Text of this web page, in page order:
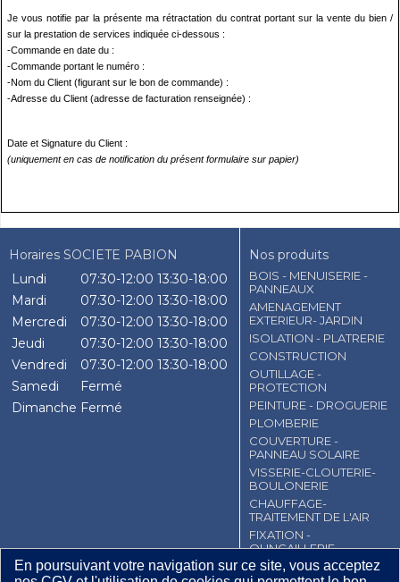
En poursuivant votre navigation sur ce site, vous acceptez
Je vous notifie par la présente ma rétractation du contrat portant sur la vente du bien /
sur la prestation de services indiquée ci-dessous :
-Commande en date du :
-Commande portant le numéro :
-Nom du Client (figurant sur le bon de commande) :
-Adresse du Client (adresse de facturation renseignée) :
Date et Signature du Client :
(uniquement en cas de notification du présent formulaire sur papier)
Horaires SOCIETE PABION
Lundi
07:30-12:00 13:30-18:00
Mardi
07:30-12:00 13:30-18:00
Mercredi
07:30-12:00 13:30-18:00
Jeudi
07:30-12:00 13:30-18:00
Vendredi
07:30-12:00 13:30-18:00
Samedi
Fermé
Dimanche Fermé
Nos produits
BOIS - MENUISERIE -
PANNEAUX
AMENAGEMENT
EXTERIEUR- JARDIN
ISOLATION - PLATRERIE
CONSTRUCTION
OUTILLAGE -
PROTECTION
PEINTURE - DROGUERIE
PLOMBERIE
COUVERTURE -
PANNEAU SOLAIRE
VISSERIE-CLOUTERIE-
BOULONERIE
CHAUFFAGE-
TRAITEMENT DE L'AIR
FIXATION -
QUNCAILLERIE
EMBALLAGE